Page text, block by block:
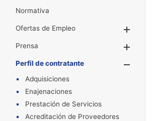
Normativa
Ofertas de Empleo
Prensa
Perfil de contratante
Adquisiciones
Enajenaciones
Prestación de Servicios
Acreditación de Proveedores